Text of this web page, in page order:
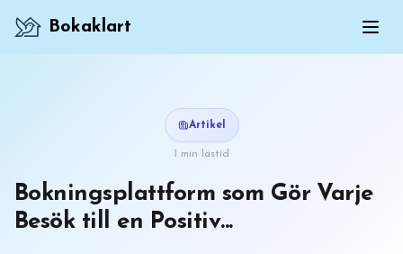
Bokaklart
Artikel
1 min lästid
Bokningsplattform som Gör Varje
Besök till en Positiv...